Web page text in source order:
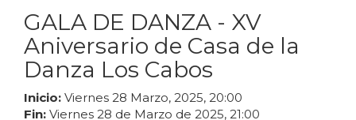
GALA DE DANZA - XV
Aniversario de Casa de la
Danza Los Cabos
Inicio: Viernes 28 Marzo, 2025, 20:00
Fin: Viernes 28 de Marzo de 2025, 21:00